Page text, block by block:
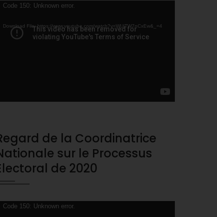
Video
Code 150: Unknown error.
Download File: https://www.youtube.com/watch?v=WUjTW7nCxEw&_=4
de la Coordinatrice
sur le Processus
de 2020
Video
Code 150: Unknown error.